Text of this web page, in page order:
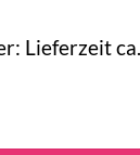
Lieferzeit